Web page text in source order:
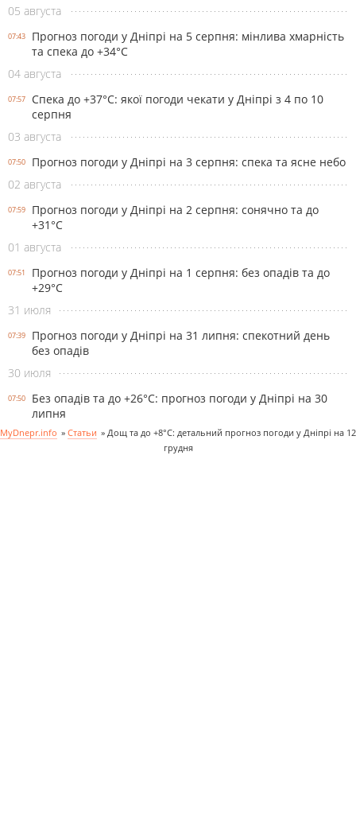
05 августа
07:43
Прогноз погоди у Дніпрі на 5 серпня: мінлива хмарність
та спека до +34°С
04 августа
07:57
Спека до +37°С: якої погоди чекати у Дніпрі з 4 по 10
серпня
03 августа
07:50
Прогноз погоди у Дніпрі на 3 серпня: спека та ясне небо
02 августа
07:59
Прогноз погоди у Дніпрі на 2 серпня: сонячно та до
+31°С
01 августа
07:51
Прогноз погоди у Дніпрі на 1 серпня: без опадів та до
+29°С
31 июля
07:39
Прогноз погоди у Дніпрі на 31 липня: спекотний день
без опадів
30 июля
07:50
Без опадів та до +26°С: прогноз погоди у Дніпрі на 30
липня
MyDnepr.info » Статьи » Дощ та до +8°С: детальний прогноз погоди у Дніпрі на 12
грудня